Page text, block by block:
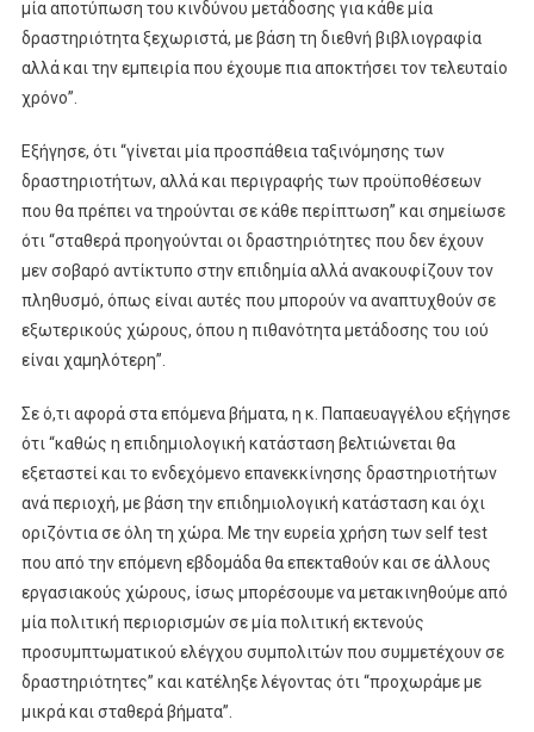
μία αποτύπωση του κινδύνου μετάδοσης για κάθε μία
δραστηριότητα ξεχωριστά, με βάση τη διεθνή βιβλιογραφία
αλλά και την εμπειρία που έχουμε πια αποκτήσει τον τελευταίο
χρόνο”.
Εξήγησε, ότι “γίνεται μία προσπάθεια ταξινόμησης των
δραστηριοτήτων, αλλά και περιγραφής των προϋποθέσεων
που θα πρέπει να τηρούνται σε κάθε περίπτωση” και σημείωσε
ότι “σταθερά προηγούνται οι δραστηριότητες που δεν έχουν
μεν σοβαρό αντίκτυπο στην επιδημία αλλά ανακουφίζουν τον
πληθυσμό, όπως είναι αυτές που μπορούν να αναπτυχθούν σε
εξωτερικούς χώρους, όπου η πιθανότητα μετάδοσης του ιού
είναι χαμηλότερη”.
Σε ό,τι αφορά στα επόμενα βήματα, η κ. Παπαευαγγέλου εξήγησε
ότι “καθώς η επιδημιολογική κατάσταση βελτιώνεται θα
εξεταστεί και το ενδεχόμενο επανεκκίνησης δραστηριοτήτων
ανά περιοχή, με βάση την επιδημιολογική κατάσταση και όχι
οριζόντια σε όλη τη χώρα. Με την ευρεία χρήση των self test
που από την επόμενη εβδομάδα θα επεκταθούν και σε άλλους
εργασιακούς χώρους, ίσως μπορέσουμε να μετακινηθούμε από
μία πολιτική περιορισμών σε μία πολιτική εκτενούς
προσυμπτωματικού ελέγχου συμπολιτών που συμμετέχουν σε
δραστηριότητες” και κατέληξε λέγοντας ότι “προχωράμε με
μικρά και σταθερά βήματα”.